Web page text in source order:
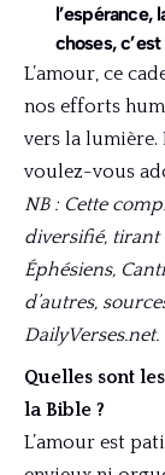
l’espérance,
choses,
L’amour, ce
nos efforts
vers la lumière.
voulez-vous
NB : Cette
diversifié, tirant
Éphésiens,
d’autres,
DailyVerses.net.
Quelles sont
la Bible ?
L’amour est